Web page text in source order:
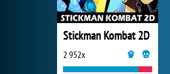
Stickman Kombat 2D
2 952x